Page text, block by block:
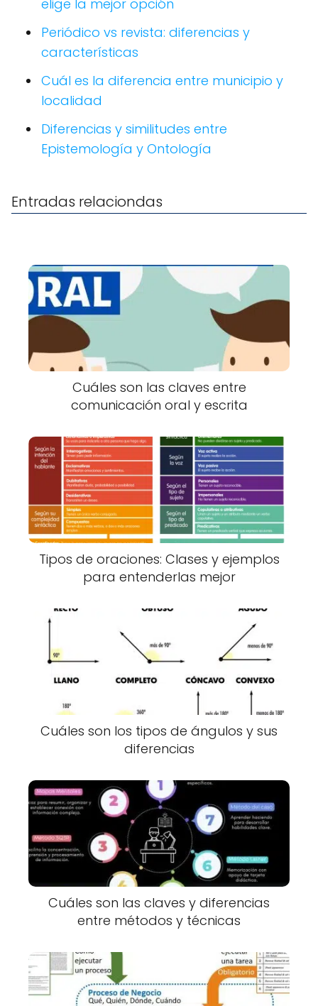
elige la mejor opción
Periódico vs revista: diferencias y
características
Cuál es la diferencia entre municipio y
localidad
Diferencias y similitudes entre
Epistemología y Ontología
Entradas relaciondas
Cuáles son las claves entre
comunicación oral y escrita
Tipos de oraciones: Clases y ejemplos
para entenderlas mejor
Cuáles son los tipos de ángulos y sus
diferencias
Cuáles son las claves y diferencias
entre métodos y técnicas